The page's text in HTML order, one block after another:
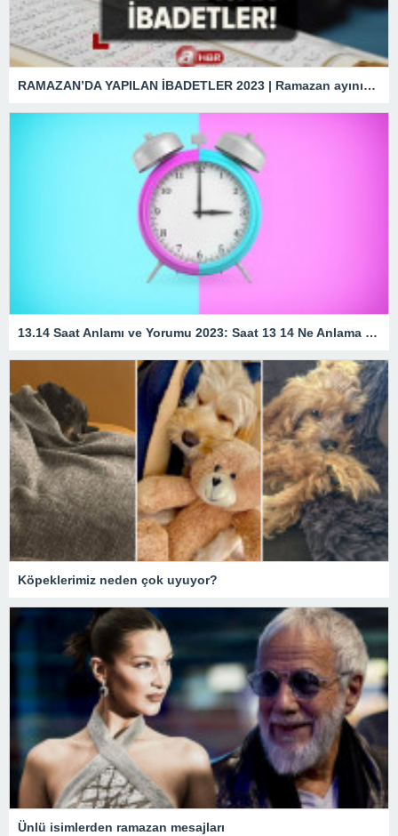
RAMAZAN’DA YAPILAN İBADETLER 2023 | Ramazan ayının ilk günü hangi ibadetler yapılmalı? Kılınacak namazlar, okunacak sureler…
13.14 Saat Anlamı ve Yorumu 2023: Saat 13 14 Ne Anlama Gelir?
Köpeklerimiz neden çok uyuyor?
Ünlü isimlerden ramazan mesajları